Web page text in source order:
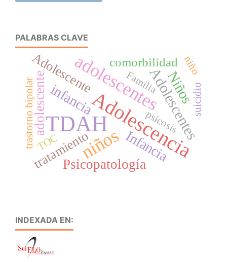
PALABRAS CLAVE
TDAHAdolescencia
niños
adolescentesAdolescentes
Infancia
Niños
infancia
Psicopatología
adolescente
tratamiento
Adolescente comorbilidad
TOC
Familia
psicosis
suicidio
trastorno bipolar
niño
INDEXADA EN: